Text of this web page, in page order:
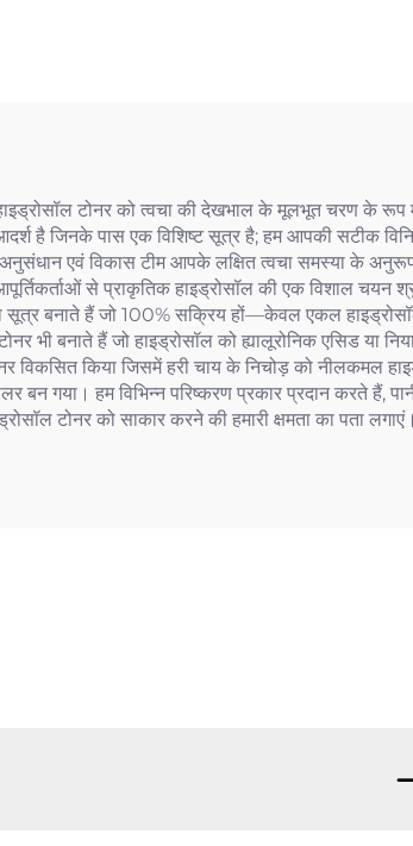
टोनर को त्वचा की देखभाल के मूलभूत चरण के
है जिनके पास एक विशिष्ट सूत्र है; हम आपकी सटीक
अनुसंधान एवं विकास टीम आपके लक्षित त्वचा समस्या के
से प्राकृतिक हाइड्रोसॉल की एक विशाल चयन
सूत्र बनाते हैं जो 100% सक्रिय हों—केवल एकल
बनाते हैं जो हाइड्रोसॉल को ह्यालूरोनिक एसिड या
किया जिसमें हरी चाय के निचोड़ को नीलकमल
बन गया। हम विभिन्न परिष्करण प्रकार प्रदान करते हैं,
टोनर को साकार करने की हमारी क्षमता का पता लगाएं।